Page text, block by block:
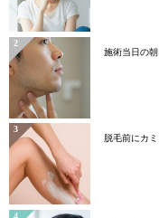
施術当日の
脱毛前にカ